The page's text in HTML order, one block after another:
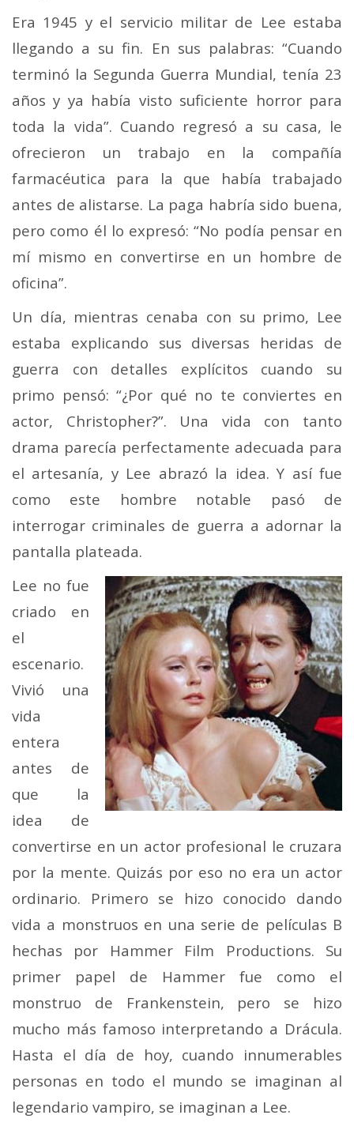
Era 1945 y el servicio militar de Lee estaba
llegando a su fin. En sus palabras: “Cuando
terminó la Segunda Guerra Mundial, tenía 23
años y ya había visto suficiente horror para
toda la vida”. Cuando regresó a su casa, le
ofrecieron un trabajo en la compañía
farmacéutica para la que había trabajado
antes de alistarse. La paga habría sido buena,
pero como él lo expresó: “No podía pensar en
mí mismo en convertirse en un hombre de
oficina”.
Un día, mientras cenaba con su primo, Lee
estaba explicando sus diversas heridas de
guerra con detalles explícitos cuando su
primo pensó: “¿Por qué no te conviertes en
actor, Christopher?”. Una vida con tanto
drama parecía perfectamente adecuada para
el artesanía, y Lee abrazó la idea. Y así fue
como este hombre notable pasó de
interrogar criminales de guerra a adornar la
pantalla plateada.
Lee no fue
criado en
el
escenario.
Vivió una
vida
entera
antes de
que la
idea de
convertirse en un actor profesional le cruzara
por la mente. Quizás por eso no era un actor
ordinario. Primero se hizo conocido dando
vida a monstruos en una serie de películas B
hechas por Hammer Film Productions. Su
primer papel de Hammer fue como el
monstruo de Frankenstein, pero se hizo
mucho más famoso interpretando a Drácula.
Hasta el día de hoy, cuando innumerables
personas en todo el mundo se imaginan al
legendario vampiro, se imaginan a Lee.